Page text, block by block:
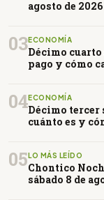
agosto de 2026
03ECONOMÍA
Décimo cuarto
pago y cómo
04ECONOMÍA
Décimo tercer
cuánto es y
05LO MÁS LEÍDO
Chontico
sábado 8 de